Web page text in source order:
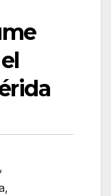
,
,